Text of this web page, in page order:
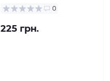
0
225 грн.